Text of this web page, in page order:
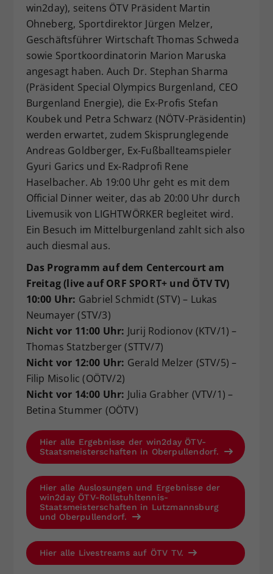
win2day), seitens ÖTV Präsident Martin
Ohneberg, Sportdirektor Jürgen Melzer,
Geschäftsführer Wirtschaft Thomas Schweda
sowie Sportkoordinatorin Marion Maruska
angesagt haben. Auch Dr. Stephan Sharma
(Präsident Special Olympics Burgenland, CEO
Burgenland Energie), die Ex-Profis Stefan
Koubek und Petra Schwarz (NÖTV-Präsidentin)
werden erwartet, zudem Skisprunglegende
Andreas Goldberger, Ex-Fußballteamspieler
Gyuri Garics und Ex-Radprofi Rene
Haselbacher. Ab 19:00 Uhr geht es mit dem
Official Dinner weiter, das ab 20:00 Uhr durch
Livemusik von LIGHTWÖRKER begleitet wird.
Ein Besuch im Mittelburgenland zahlt sich also
auch diesmal aus.
Das Programm auf dem Centercourt am
Freitag (live auf ORF SPORT+ und ÖTV TV)
10:00 Uhr: Gabriel Schmidt (STV) – Lukas
Neumayer (STV/3)
Nicht vor 11:00 Uhr: Jurij Rodionov (KTV/1) –
Thomas Statzberger (STTV/7)
Nicht vor 12:00 Uhr: Gerald Melzer (STV/5) –
Filip Misolic (OÖTV/2)
Nicht vor 14:00 Uhr: Julia Grabher (VTV/1) –
Betina Stummer (OÖTV)
Hier alle Ergebnisse der win2day ÖTV-
Staatsmeisterschaften in Oberpullendorf.
Hier alle Auslosungen und Ergebnisse der
win2day ÖTV-Rollstuhltennis-
Staatsmeisterschaften in Lutzmannsburg
und Oberpullendorf.
Hier alle Livestreams auf ÖTV TV.